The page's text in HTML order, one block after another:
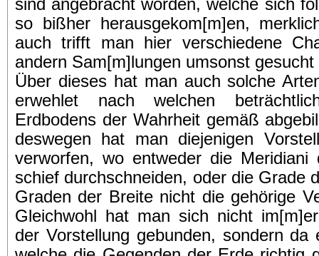
sind angebracht worden, welche sich
so bißher herausgekom[m]en,
auch trifft man hier verschiedene
andern Sam[m]lungen umsonst gesucht
Über dieses hat man auch solche
erwehlet nach welchen
Erdbodens der Wahrheit gemäß
deswegen hat man diejenigen
verworfen, wo entweder die Meridiani
schief durchschneiden, oder die Grade
Graden der Breite nicht die gehörige
Gleichwohl hat man sich nicht
der Vorstellung gebunden, sondern da